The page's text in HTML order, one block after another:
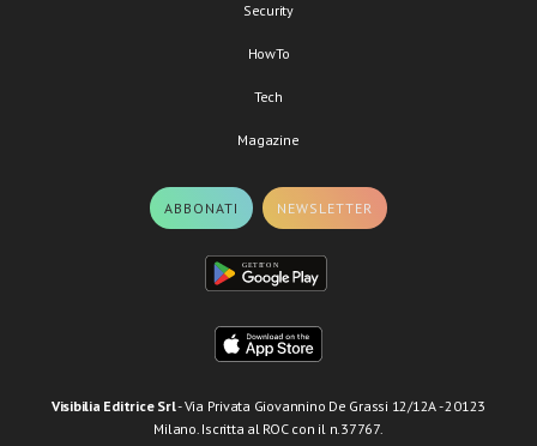
Security
HowTo
Tech
Magazine
ABBONATI NEWSLETTER
Visibilia Editrice Srl- Via Privata Giovannino De Grassi 12/12A - 20123
Milano. Iscritta al ROC con il n.37767.